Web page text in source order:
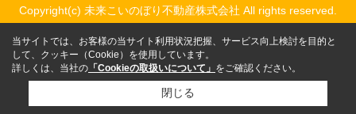
Copyright(c) 未来こいのぼり不動産株式会社 All rights reserved.
当サイトでは、お客様の当サイト利用状況把握、サービス向上検討を目的と
して、クッキー（Cookie）を使用しています。
詳しくは、当社の 「Cookieの取扱いについて」 をご確認ください。
閉じる